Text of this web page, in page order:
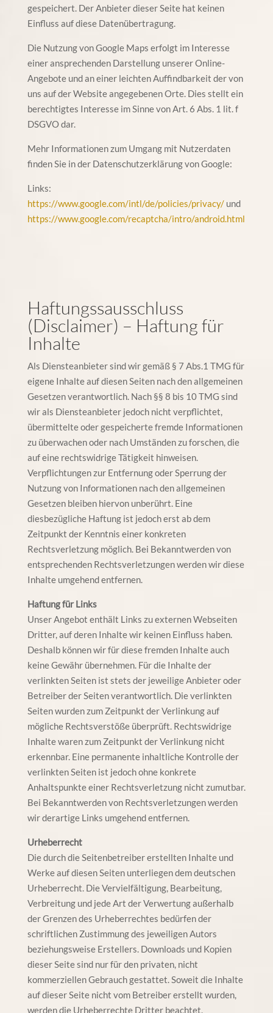
gespeichert. Der Anbieter dieser Seite hat keinen
Einfluss auf diese Datenübertragung.
Die Nutzung von Google Maps erfolgt im Interesse
einer ansprechenden Darstellung unserer Online-
Angebote und an einer leichten Auffindbarkeit der von
uns auf der Website angegebenen Orte. Dies stellt ein
berechtigtes Interesse im Sinne von Art. 6 Abs. 1 lit. f
DSGVO dar.
Mehr Informationen zum Umgang mit Nutzerdaten
finden Sie in der Datenschutzerklärung von Google:
https://www.google.com/intl/de/policies/privacy/
und
https://www.google.com/recaptcha/intro/android.html
Haftungssausschluss
(Disclaimer) – Haftung für
Inhalte
Als Diensteanbieter sind wir gemäß § 7 Abs.1 TMG für
eigene Inhalte auf diesen Seiten nach den allgemeinen
Gesetzen verantwortlich. Nach §§ 8 bis 10 TMG sind
wir als Diensteanbieter jedoch nicht verpflichtet,
übermittelte oder gespeicherte fremde Informationen
zu überwachen oder nach Umständen zu forschen, die
auf eine rechtswidrige Tätigkeit hinweisen.
Verpflichtungen zur Entfernung oder Sperrung der
Nutzung von Informationen nach den allgemeinen
Gesetzen bleiben hiervon unberührt. Eine
diesbezügliche Haftung ist jedoch erst ab dem
Zeitpunkt der Kenntnis einer konkreten
Rechtsverletzung möglich. Bei Bekanntwerden von
entsprechenden Rechtsverletzungen werden wir diese
Inhalte umgehend entfernen.
Haftung für Links
Unser Angebot enthält Links zu externen Webseiten
Dritter, auf deren Inhalte wir keinen Einfluss haben.
Deshalb können wir für diese fremden Inhalte auch
keine Gewähr übernehmen. Für die Inhalte der
verlinkten Seiten ist stets der jeweilige Anbieter oder
Betreiber der Seiten verantwortlich. Die verlinkten
Seiten wurden zum Zeitpunkt der Verlinkung auf
mögliche Rechtsverstöße überprüft. Rechtswidrige
Inhalte waren zum Zeitpunkt der Verlinkung nicht
erkennbar. Eine permanente inhaltliche Kontrolle der
verlinkten Seiten ist jedoch ohne konkrete
Anhaltspunkte einer Rechtsverletzung nicht zumutbar.
Bei Bekanntwerden von Rechtsverletzungen werden
wir derartige Links umgehend entfernen.
Urheberrecht
Die durch die Seitenbetreiber erstellten Inhalte und
Werke auf diesen Seiten unterliegen dem deutschen
Urheberrecht. Die Vervielfältigung, Bearbeitung,
Verbreitung und jede Art der Verwertung außerhalb
der Grenzen des Urheberrechtes bedürfen der
schriftlichen Zustimmung des jeweiligen Autors
beziehungsweise Erstellers. Downloads und Kopien
dieser Seite sind nur für den privaten, nicht
kommerziellen Gebrauch gestattet. Soweit die Inhalte
auf dieser Seite nicht vom Betreiber erstellt wurden,
werden die Urheberrechte Dritter beachtet.